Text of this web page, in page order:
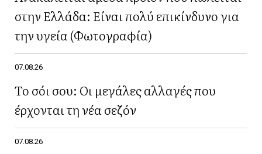
στην Ελλάδα: Είναι πολύ επικίνδυνο για
την υγεία (Φωτογραφία)
07.08.26
Το σόι σου: Οι μεγάλες αλλαγές που
έρχονται τη νέα σεζόν
07.08.26